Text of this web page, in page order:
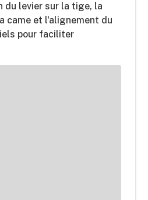
du levier sur la tige, la
came et l'alignement du
pour faciliter